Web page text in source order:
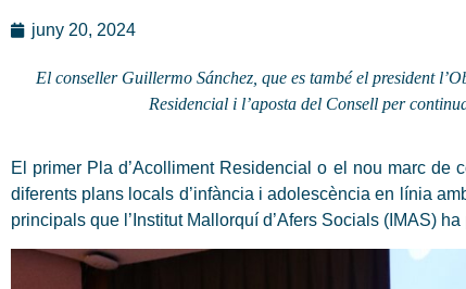
juny 20, 2024
El conseller Guillermo Sánchez, que es també el president
Residencial i l’aposta del Consell per
El primer Pla d’Acolliment Residencial o el nou marc de
diferents plans locals d’infància i adolescència en línia
principals que l’Institut Mallorquí d’Afers Socials (IMAS)